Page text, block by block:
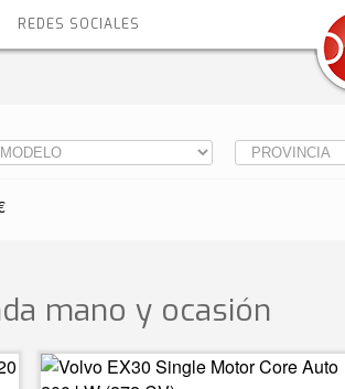
REDES SOCIALES
mano y ocasión